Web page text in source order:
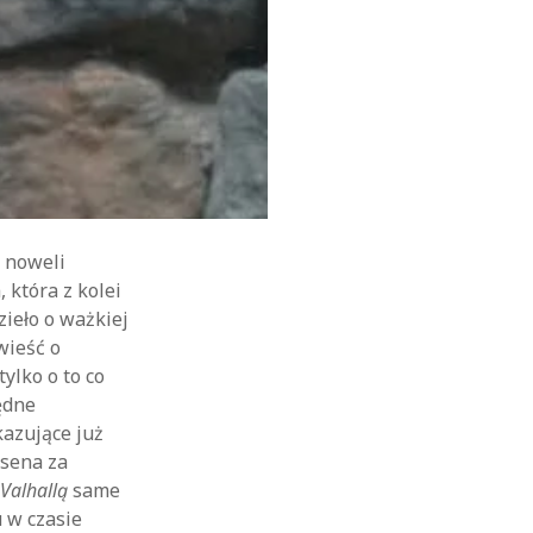
noweli
która z kolei
o ważkiej
o
o to co
już
za
Valhalląsame
w czasie